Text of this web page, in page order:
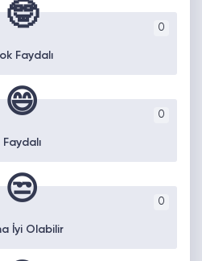
0
🤓
Faydalı
0
😄
Faydalı
0
😒
İyi Olabilir